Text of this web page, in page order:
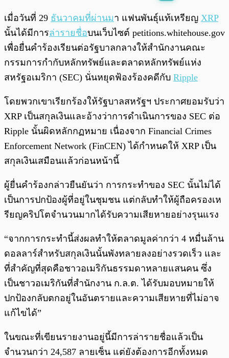
พร้อมเล่น 0:00
เมื่อวันที่ 29 ธันวาคมที่ผ่านมา แฟนพันธุ์แท้เหรียญ XRP
นั้นได้มีการล่ารายชื่อบนเว็บไซต์ petitions.whitehouse.gov
เพื่อยื่นคำร้องเรียนต่อรัฐบาลกลางให้สำนักงานคณะ
กรรมการกำกับหลักทรัพย์และตลาดหลักทรัพย์แห่ง
สหรัฐอเมริกา (SEC) นั่นหยุดฟ้องร้องคดีกับ Ripple
โดยพวกเขาเรียกร้องให้รัฐบาลสหรัฐฯ ประกาศยอมรับว่า
XRP เป็นสกุลเงินและอ้างว่าการดำเนินการของ SEC ต่อ
Ripple นั้นผิดหลักกฏหมาย เนื่องจาก Financial Crimes
Enforcement Network (FinCEN) ได้กำหนดให้ XRP เป็น
สกุลเงินเสมือนแล้วก่อนหน้านี้
ผู้ยื่นคำร้องกล่าวยืนยันว่า การกระทำของ SEC นั้นไม่ได้
เป็นการปกป้องผู้ที่อยู่ในชุมชน แต่กลับทำให้ผู้ถือครองเห
รียญคริปโตจำนวนมากได้รับความเสียหายอย่างรุนแรง
“จากการกระทำนี้ส่งผลทำให้ตลาดมูลค่ากว่า 4 หมื่นล้าน
ดอลลาร์สำหรับสกุลเงินนั้นพังทลายลงอย่างรวดเร็ว และ
ที่สำคัญที่สุดคือชาวอเมริกันธรรมดาหลายแสนคน ซึ่ง
เป็นชาวอเมริกันที่สำนักงาน ก.ล.ต. ได้รับมอบหมายให้
ปกป้องกลับตกอยู่ในอันตรายและความเสียหายที่ไม่อาจ
แก้ไขได้”
ในขณะที่เขียนรายงานอยู่นี้มีการล่ารายชื่อแล้วเป็น
จำนวนกว่า 24,587 ลายเซ็น แต่ยังต้องการอีกทั้งหมด